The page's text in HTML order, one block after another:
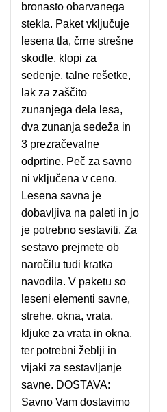
bronasto obarvanega
stekla. Paket vključuje
lesena tla, črne strešne
skodle, klopi za
sedenje, talne rešetke,
lak za zaščito
zunanjega dela lesa,
dva zunanja sedeža in
3 prezračevalne
odprtine. Peč za savno
ni vključena v ceno.
Lesena savna je
dobavljiva na paleti in jo
je potrebno sestaviti. Za
sestavo prejmete ob
naročilu tudi kratka
navodila. V paketu so
leseni elementi savne,
strehe, okna, vrata,
kljuke za vrata in okna,
ter potrebni žeblji in
vijaki za sestavljanje
savne. DOSTAVA:
Savno Vam dostavimo